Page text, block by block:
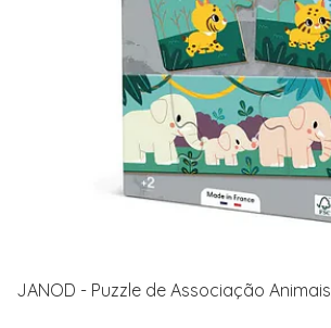
JANOD - Puzzle de Associação Animais